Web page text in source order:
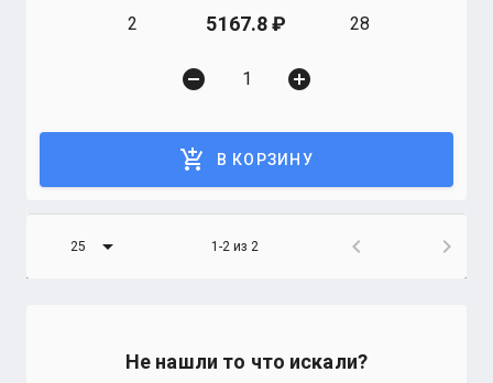
2 5167.8 28
remove_circle add_circle
add_shopping_cart В КОРЗИНУ
25 arrow_drop_down 1-2 из 2 chevron_left chevron_right
Не нашли то что искали?